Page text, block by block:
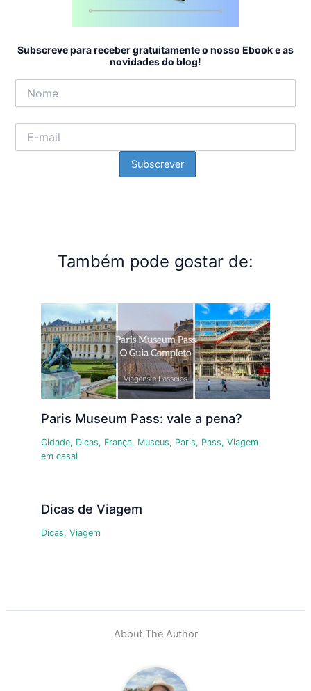
Subscreve para receber gratuitamente o nosso Ebook e as
novidades do blog!
Também pode gostar de:
Paris Museum Pass: vale a pena?
Cidade, Dicas, França, Museus, Paris, Pass, Viagem
em casal
Dicas de Viagem
Dicas, Viagem
About The Author